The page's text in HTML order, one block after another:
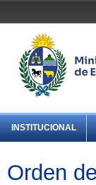
INSTITUCIONAL
Orden